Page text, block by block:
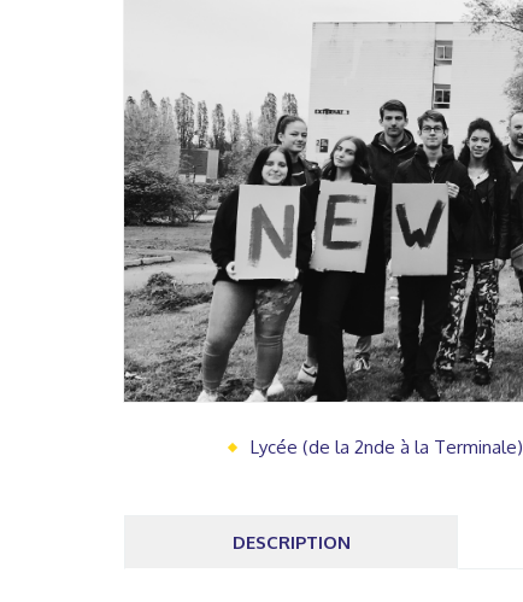
Lycée (de la 2nde à la Terminale)
DESCRIPTION